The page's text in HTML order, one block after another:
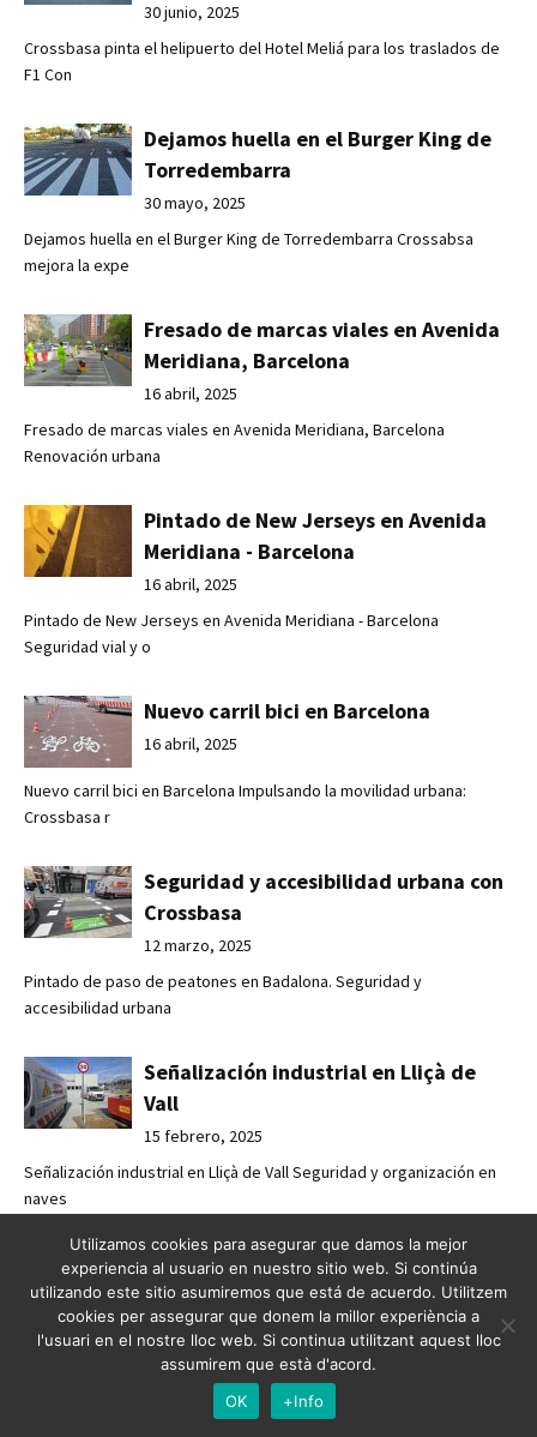
30 junio, 2025
Crossbasa pinta el helipuerto del Hotel Meliá para los traslados de
F1 Con
Dejamos huella en el Burger King de
Torredembarra
30 mayo, 2025
Dejamos huella en el Burger King de Torredembarra Crossabsa
mejora la expe
Fresado de marcas viales en Avenida
Meridiana, Barcelona
16 abril, 2025
Fresado de marcas viales en Avenida Meridiana, Barcelona
Renovación urbana
Pintado de New Jerseys en Avenida
Meridiana - Barcelona
16 abril, 2025
Pintado de New Jerseys en Avenida Meridiana - Barcelona
Seguridad vial y o
Nuevo carril bici en Barcelona
16 abril, 2025
Nuevo carril bici en Barcelona Impulsando la movilidad urbana:
Crossbasa r
Seguridad y accesibilidad urbana con
Crossbasa
12 marzo, 2025
Pintado de paso de peatones en Badalona. Seguridad y
accesibilidad urbana
Señalización industrial en Lliçà de
Vall
15 febrero, 2025
Señalización industrial en Lliçà de Vall Seguridad y organización en
naves
Millorant la seguretat viària a
Esplugues de Llobregat
14 febrero, 2025
Millorant la seguretat viària a Esplugues de Llobregat Crossabsa
Utilizamos cookies para asegurar que damos la mejor
experiencia al usuario en nuestro sitio web. Si continúa
utilizando este sitio asumiremos que está de acuerdo. Utilitzem
cookies per assegurar que donem la millor experiència a
l'usuari en el nostre lloc web. Si continua utilitzant aquest lloc
assumirem que està d'acord.
OK
+Info